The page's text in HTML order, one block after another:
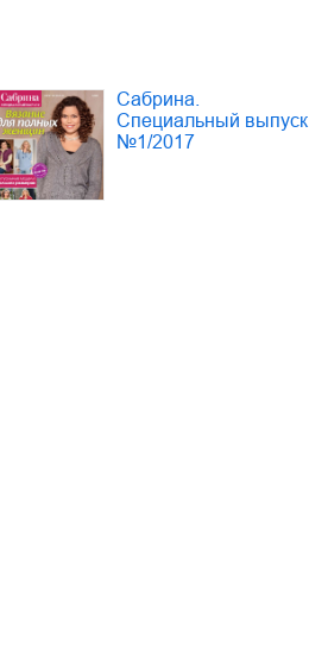
Сабрина.
Специальный выпуск.
№1/2017